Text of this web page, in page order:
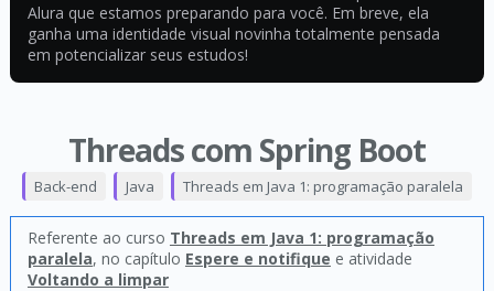
Alura que estamos preparando para você. Em breve, ela
ganha uma identidade visual novinha totalmente pensada
em potencializar seus estudos!
Threads com Spring Boot
Back-end Java Threads em Java 1: programação paralela
Referente ao curso Threads em Java 1: programação
paralela, no capítulo Espere e notifique e atividade
Voltando a limpar